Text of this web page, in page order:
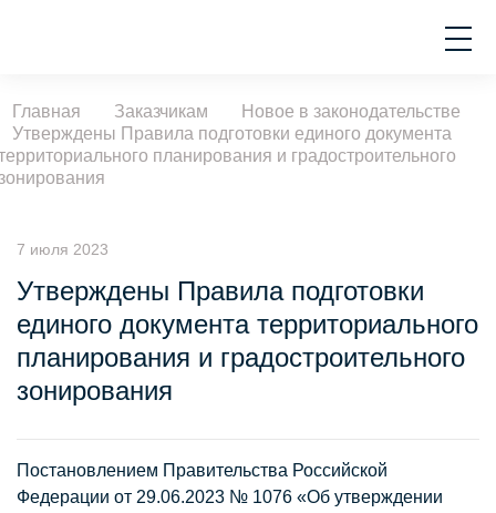
Главная Заказчикам
Новое в законодательстве
Утверждены Правила подготовки единого документа
планирования и градостроительного
7 июля 2023
Утверждены Правила подготовки
единого документа территориального
планирования и градостроительного
зонирования
Постановлением Правительства Российской
Федерации от 29.06.2023 № 1076 «Об утверждении